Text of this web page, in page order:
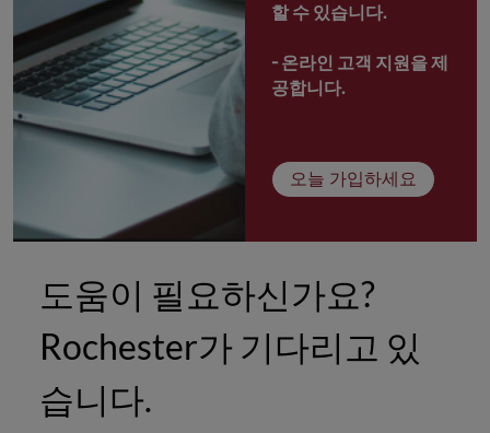
할 수 있습니다.
- 온라인 고객 지원을 제
공합니다.
오늘 가입하세요
도움이 필요하신가요?
Rochester가 기다리고 있
습니다.